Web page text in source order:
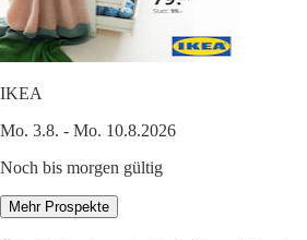
IKEA
Mo. 3.8. - Mo. 10.8.2026
Noch bis morgen gültig
Mehr Prospekte